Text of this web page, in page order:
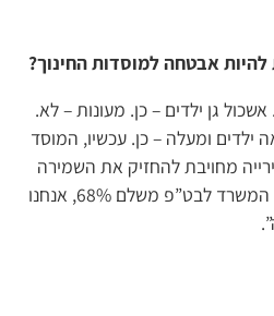
אבטחה למוסדות החינוך?
גן ילדים – כן. מעונות – לא.
ומעלה – כן. עכשיו, המוסד
מחויבת להחזיק את השמירה
כפי שהמשרד לבט”פ משלם. המשרד לבט”פ משלם 68%, אנחנו